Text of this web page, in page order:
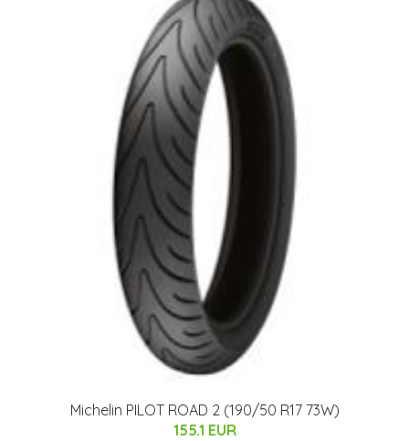
Michelin PILOT ROAD 2 (190/50 R17 73W)
155.1 EUR